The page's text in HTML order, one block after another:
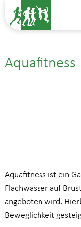
Aquafitness
03.02.| 14:00
Aquafitness ist ein
Flachwasser auf
angeboten wird.
Beweglichkeit